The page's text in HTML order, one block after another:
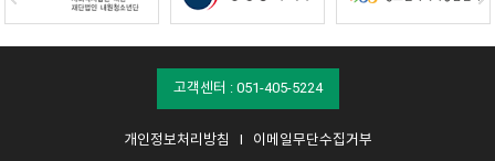
고객센터 : 051-405-5224
개인정보처리방침 I 이메일무단수집거부